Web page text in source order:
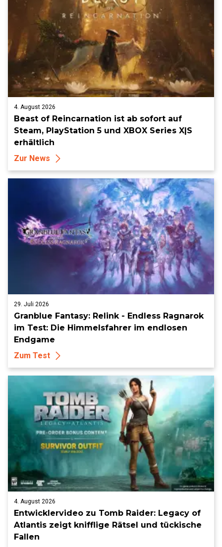
4. August 2026
Beast of Reincarnation ist ab sofort auf
Steam, PlayStation 5 und XBOX Series X|S
erhältlich
Zur News
29. Juli 2026
Granblue Fantasy: Relink - Endless Ragnarok
im Test: Die Himmelsfahrer im endlosen
Endgame
Zum Test
4. August 2026
Entwicklervideo zu Tomb Raider: Legacy of
Atlantis zeigt knifflige Rätsel und tückische
Fallen